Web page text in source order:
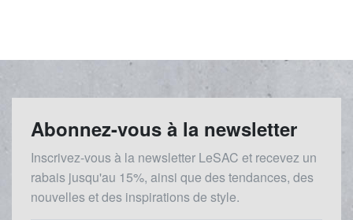
Abonnez-vous à la newsletter
Inscrivez-vous à la newsletter LeSAC et recevez un
rabais jusqu'au 15%, ainsi que des tendances, des
nouvelles et des inspirations de style.